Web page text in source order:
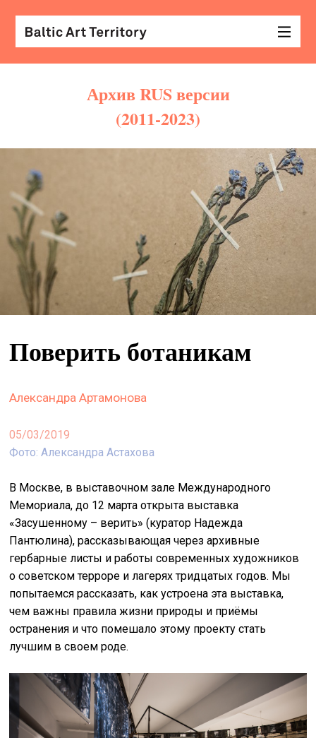
искать
Архив RUS версии
(2011-2023)
Поверить ботаникам
Александра Артамонова
05/03/2019
Фото: Александра Астахова
В Москве, в выставочном зале Международного
Мемориала, до 12 марта открыта выставка
«Засушенному – верить» (куратор Надежда
Пантюлина), рассказывающая через архивные
гербарные листы и работы современных художников
о советском терроре и лагерях тридцатых годов. Мы
попытаемся рассказать, как устроена эта выставка,
чем важны правила жизни природы и приёмы
остранения и что помешало этому проекту стать
лучшим в своем роде.